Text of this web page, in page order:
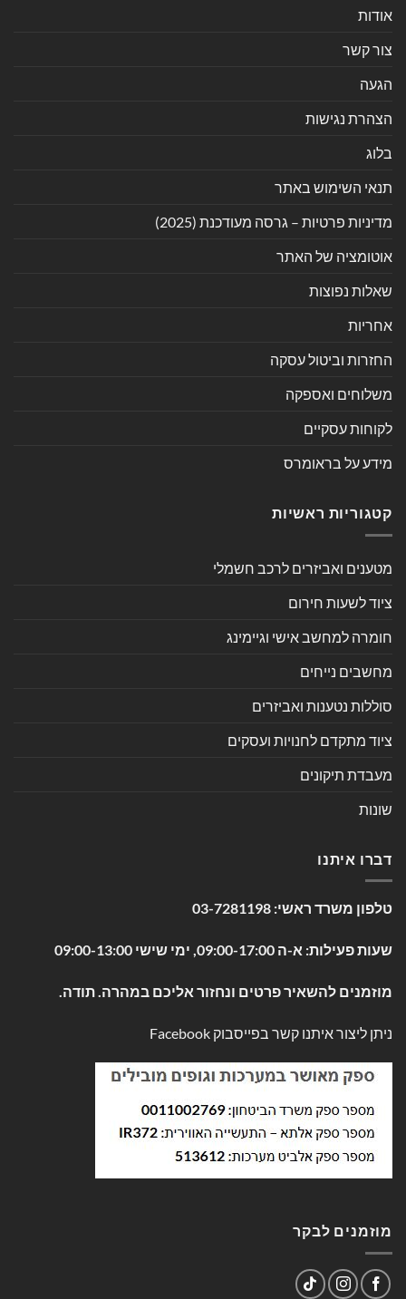
אודות
צור קשר
הגעה
הצהרת נגישות
בלוג
תנאי השימוש באתר
מדיניות פרטיות – גרסה מעודכנת (2025)
אוטומציה של האתר
שאלות נפוצות
אחריות
החזרות וביטול עסקה
משלוחים ואספקה
לקוחות עסקיים
מידע על בראומרס
קטגוריות ראשיות
מטענים ואביזרים לרכב חשמלי
ציוד לשעות חירום
חומרה למחשב אישי וגיימינג
מחשבים נייחים
סוללות נטענות ואביזרים
ציוד מתקדם לחנויות ועסקים
מעבדת תיקונים
שונות
דברו איתנו
טלפון משרד ראשי: 03-7281198
שעות פעילות: א-ה 09:00-17:00, ימי שישי 09:00-13:00
מוזמנים להשאיר פרטים ונחזור אליכם במהרה. תודה.
ניתן ליצור איתנו קשר בפייסבוק Facebook
מוזמנים לבקר